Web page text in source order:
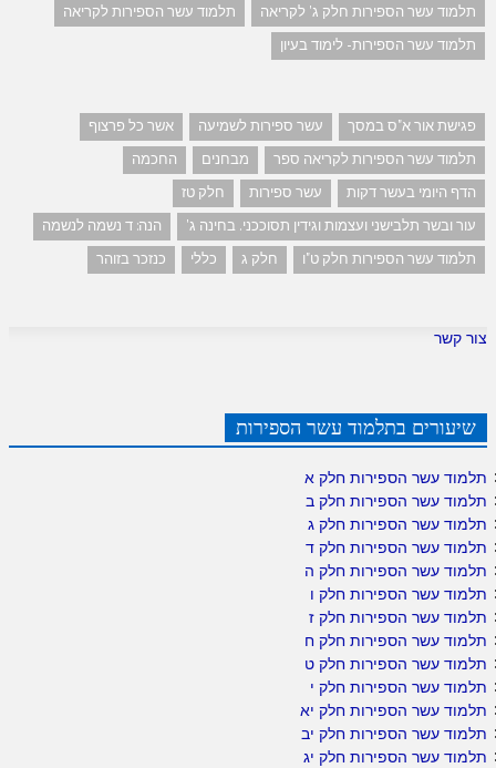
תלמוד עשר הספירות חלק ג' לקריאה
תלמוד עשר הספירות לקריאה
תלמוד עשר הספירות- לימוד בעיון
פגישת אור א"ס במסך עשר ספירות לשמיעה
אשר כל פרצוף
תלמוד עשר הספירות לקריאה ספר
מבחנים
החכמה
הדף היומי בעשר דקות
עשר ספירות
חלק טז
עור ובשר תלבישני ועצמות וגידין תסוככני. בחינה ג'
הנה: ד נשמה לנשמה
תלמוד עשר הספירות חלק ט"ו
חלק ג כללי כנזכר בזוהר
צור קשר
שיעורים בתלמוד עשר הספירות
תלמוד עשר הספירות חלק א
תלמוד עשר הספירות חלק ב
תלמוד עשר הספירות חלק ג
תלמוד עשר הספירות חלק ד
תלמוד עשר הספירות חלק ה
תלמוד עשר הספירות חלק ו
תלמוד עשר הספירות חלק ז
תלמוד עשר הספירות חלק ח
תלמוד עשר הספירות חלק ט
תלמוד עשר הספירות חלק י
תלמוד עשר הספירות חלק יא
תלמוד עשר הספירות חלק יב
תלמוד עשר הספירות חלק יג